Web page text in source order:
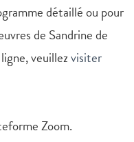
détaillé ou pour
de Sandrine de
veuillezvisiter
Zoom.